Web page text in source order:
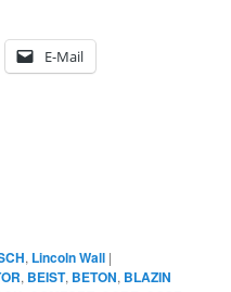
E-Mail
, Lincoln Wall |
, BEIST, BETON, BLAZIN